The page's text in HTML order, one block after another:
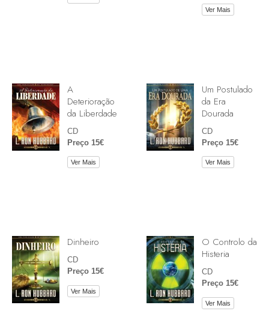
Ver Mais
A
Deterioração
da Liberdade
CD
Preço 15€
Ver Mais
Um Postulado
da Era
Dourada
CD
Preço 15€
Ver Mais
Dinheiro
CD
Preço 15€
Ver Mais
O Controlo da
Histeria
CD
Preço 15€
Ver Mais